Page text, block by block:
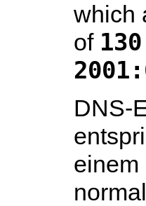
which
of
DNS-
einem